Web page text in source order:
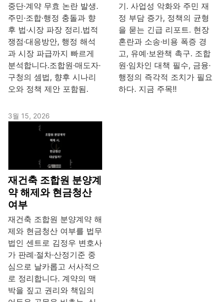
중단·계약 무효 논란 발생.
주민·조합·행정 충돌과 향
후 법·시장 파장 정리.법적
쟁점·대응방안, 행정 해석
과 시장 파급까지 빠르게
분석합니다.조합원·매도자·
구청의 셈법, 향후 시나리
오와 정책 제안 포함됨.
기. 사업성 악화와 주민 재
정 부담 증가, 정책의 균형
을 묻는 긴급 리포트. 현장
혼란과 소송·비용 폭증 경
고, 유예·보완책 촉구. 조합
원·임차인 대책 필수, 금융·
행정의 즉각적 조치가 필요
하다. 지금 주목!!
3월 15, 2026
재건축 조합원 분양계
약 해제와 현금청산
여부
재건축 조합원 분양계약 해
제와 현금청산 여부를 법무
법인 센트로 김정우 변호사
가 판례·절차·산정기준 중
심으로 날카롭고 서사적으
로 정리합니다. 계약의 맥
박을 짚고 권리와 책임의